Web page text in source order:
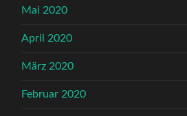
Mai 2020
April 2020
März 2020
Februar 2020